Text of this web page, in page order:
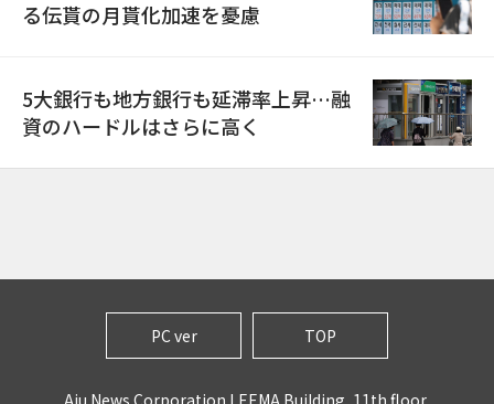
る伝貰の月貰化加速を憂慮
5大銀行も地方銀行も延滞率上昇…融
資のハードルはさらに高く
PC ver TOP